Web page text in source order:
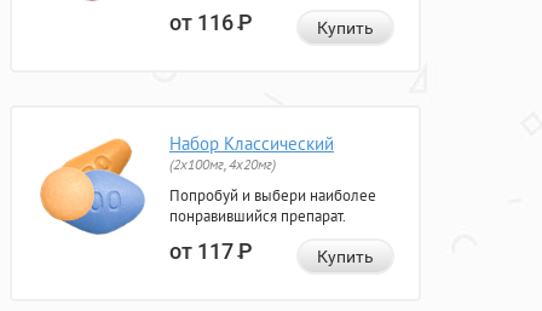
от 116Р Купить
Набор Классический
(2x100мг, 4x20мг)
Попробуй и выбери наиболее
понравившийся препарат.
от 117Р Купить